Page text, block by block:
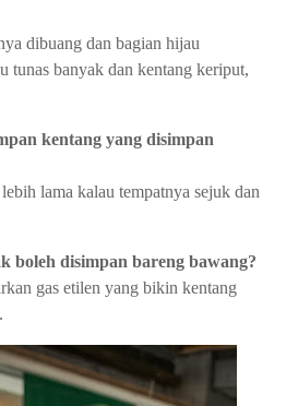
dibuang dan bagian hijau
tunas banyak dan kentang keriput,
kentang yang disimpan
lama kalau tempatnya sejuk dan
boleh disimpan bareng bawang?
gas etilen yang bikin kentang